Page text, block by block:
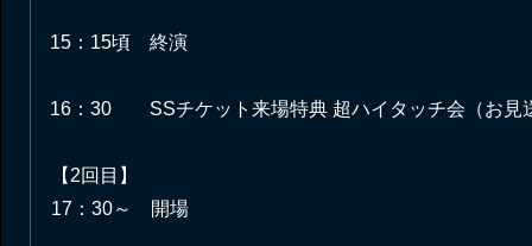
15：15頃 終演
16：30 SSチケット来場特典 超ハイタッチ会（お見
【2回目】
17：30～ 開場